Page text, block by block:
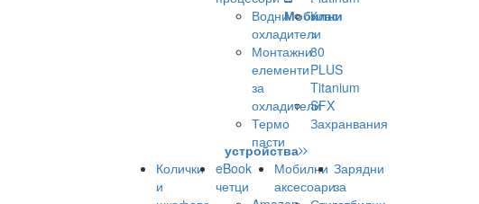
Водни
охладители
Монтажни
елементи
за
охладители
Термо
пасти
Клас
>
80
PLUS
Titanium
SFX
Захранвания
Мобилни
устройства
Колички
и
eBook
четци
Мобилни
аксесоари
Зарядни
за